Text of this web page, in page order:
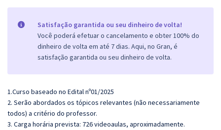
Satisfação garantida ou seu dinheiro de volta!
Você poderá efetuar o cancelamento e obter 100% do
dinheiro de volta em até 7 dias. Aqui, no Gran, é
satisfação garantida ou seu dinheiro de volta.
1.Curso baseado no Edital nº01/2025
2. Serão abordados os tópicos relevantes (não necessariamente
todos) a critério do professor.
3. Carga horária prevista: 726 videoaulas, aproximadamente.